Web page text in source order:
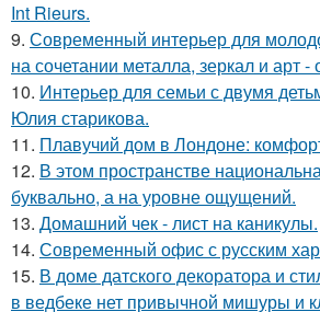
Int Rieurs.
9. Современный интерьер для
на сочетании металла, зеркал и арт -
10. Интерьер для семьи с двумя
Юлия старикова.
11. Плавучий дом в Лондоне:
12. В этом пространстве
буквально, а на уровне ощущений.
13. Домашний чек - лист на каникулы.
14. Современный офис с русским
15. В доме датского декоратора и
в ведбеке нет привычной мишуры и